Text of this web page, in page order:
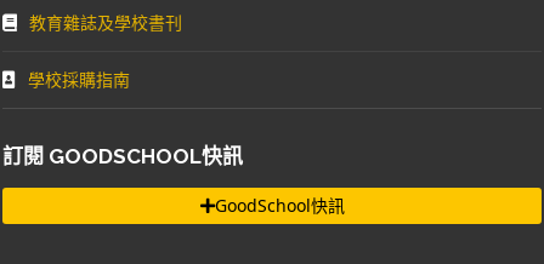
教育雜誌及學校書刊
學校採購指南
訂閱 GOODSCHOOL快訊
GoodSchool快訊